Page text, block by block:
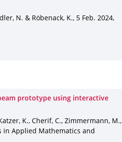
N. & Röbenack, K., 5 Feb. 2024,
prototype using interactive
K., Cherif, C., Zimmermann, M.,
in Applied Mathematics and